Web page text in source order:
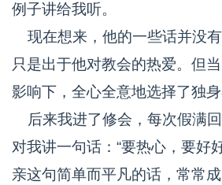
例子讲给我听。
现在想来，他的一些话并没有
只是出于他对教会的热爱。但
影响下，全心全意地选择了独身
后来我进了修会，每次假满
对我讲一句话：“要热心，要好
亲这句简单而平凡的话，常常